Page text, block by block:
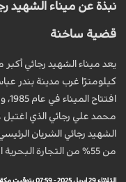
نبذة عن ميناء الشهيد
قضية ساخنة
كيلومترًا غرب مدينة بندر
الشهيد رجائي الشريان
من 55% من التجارة البحرية الإيرانية.